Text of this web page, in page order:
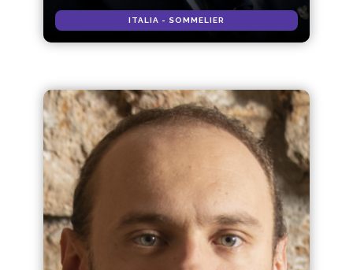
ITALIA - SOMMELIER